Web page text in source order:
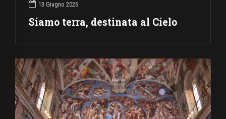
13 Giugno 2026
Siamo terra, destinata al Cielo